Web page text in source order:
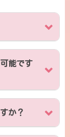
能です
か？